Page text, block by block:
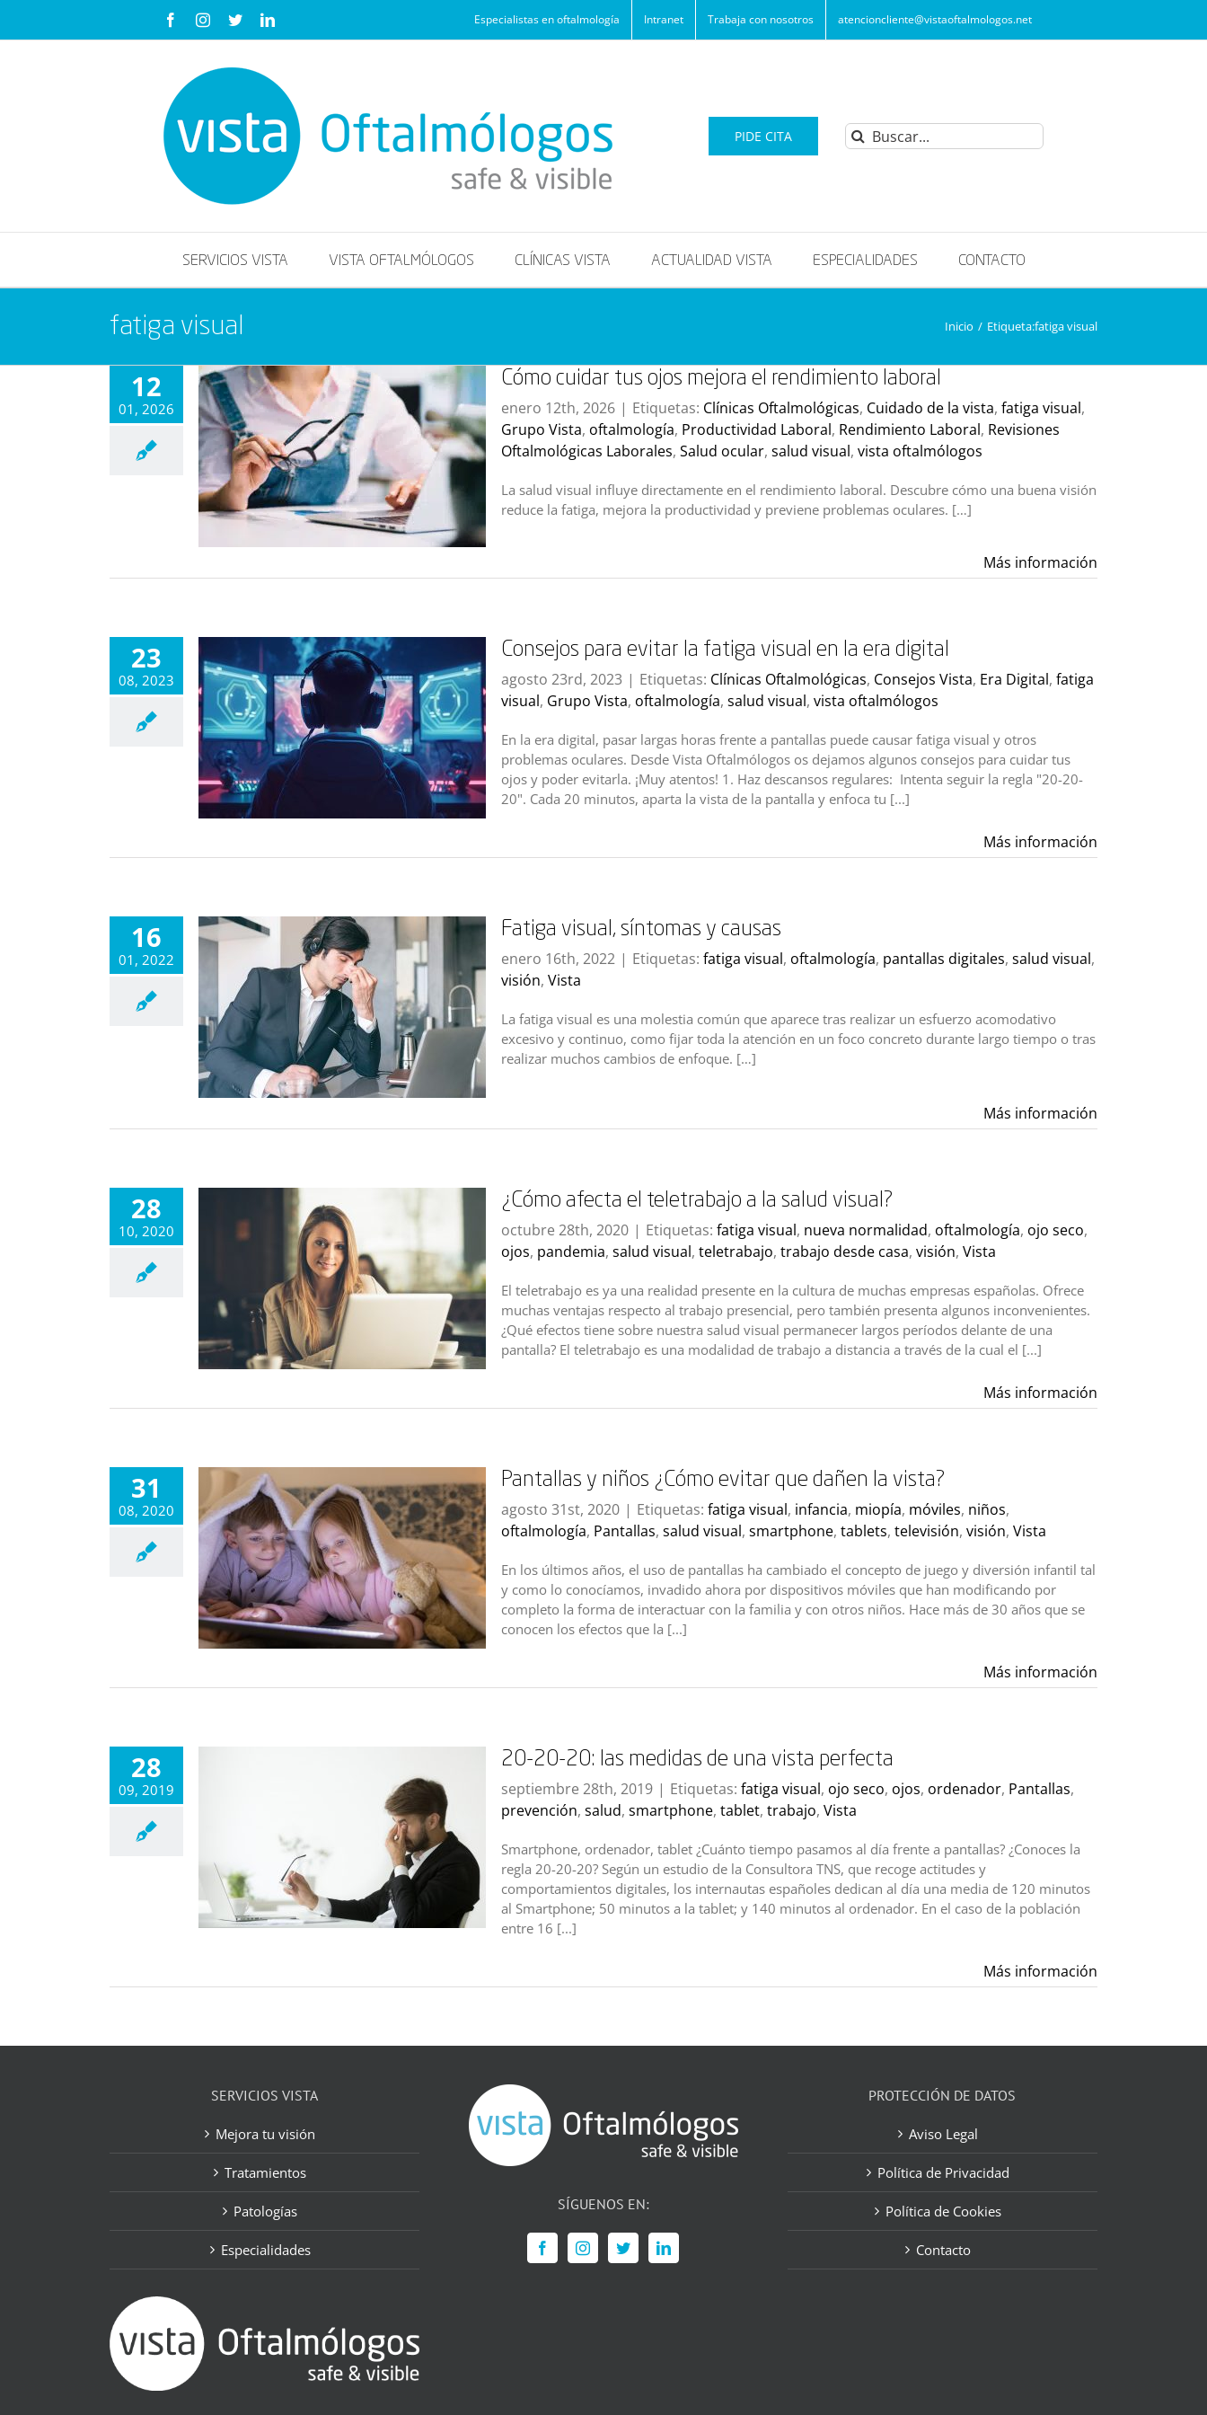
FacebookInstagram
TwitterLinkedIn Especialistas en oftalmología Intranet Trabaja con nosotros atencioncliente@vistaoftalmologos.net
PIDE CITA Buscar:
SERVICIOS VISTA VISTA OFTALMÓLOGOS CLÍNICAS VISTA ACTUALIDAD VISTA ESPECIALIDADES CONTACTO
fatiga visual Inicio / Etiqueta:fatiga visual
12
01, 2026
Cómo cuidar tus ojos mejora el rendimiento laboral
enero 12th, 2026 | Etiquetas: Clínicas Oftalmológicas, Cuidado de la vista, fatiga visual,
Grupo Vista, oftalmología, Productividad Laboral, Rendimiento Laboral, Revisiones
Oftalmológicas Laborales, Salud ocular, salud visual, vista oftalmólogos
La salud visual influye directamente en el rendimiento laboral. Descubre cómo una buena visión
reduce la fatiga, mejora la productividad y previene problemas oculares. […]
Más información
23
08, 2023
Consejos para evitar la fatiga visual en la era digital
agosto 23rd, 2023 | Etiquetas: Clínicas Oftalmológicas, Consejos Vista, Era Digital, fatiga
visual, Grupo Vista, oftalmología, salud visual, vista oftalmólogos
En la era digital, pasar largas horas frente a pantallas puede causar fatiga visual y otros
problemas oculares. Desde Vista Oftalmólogos os dejamos algunos consejos para cuidar tus
ojos y poder evitarla. ¡Muy atentos! 1. Haz descansos regulares: Intenta seguir la regla "20-20-
20". Cada 20 minutos, aparta la vista de la pantalla y enfoca tu [...]
Más información
16
01, 2022
Fatiga visual, síntomas y causas
enero 16th, 2022 | Etiquetas: fatiga visual, oftalmología, pantallas digitales, salud visual,
visión, Vista
La fatiga visual es una molestia común que aparece tras realizar un esfuerzo acomodativo
excesivo y continuo, como fijar toda la atención en un foco concreto durante largo tiempo o tras
realizar muchos cambios de enfoque. […]
Más información
28
10, 2020
¿Cómo afecta el teletrabajo a la salud visual?
octubre 28th, 2020 | Etiquetas: fatiga visual, nueva normalidad, oftalmología, ojo seco,
ojos, pandemia, salud visual, teletrabajo, trabajo desde casa, visión, Vista
El teletrabajo es ya una realidad presente en la cultura de muchas empresas españolas. Ofrece
muchas ventajas respecto al trabajo presencial, pero también presenta algunos inconvenientes.
¿Qué efectos tiene sobre nuestra salud visual permanecer largos períodos delante de una
pantalla? El teletrabajo es una modalidad de trabajo a distancia a través de la cual el [...]
Más información
31
08, 2020
Pantallas y niños ¿Cómo evitar que dañen la vista?
agosto 31st, 2020 | Etiquetas: fatiga visual, infancia, miopía, móviles, niños,
oftalmología, Pantallas, salud visual, smartphone, tablets, televisión, visión, Vista
En los últimos años, el uso de pantallas ha cambiado el concepto de juego y diversión infantil tal
y como lo conocíamos, invadido ahora por dispositivos móviles que han modificando por
completo la forma de interactuar con la familia y con otros niños. Hace más de 30 años que se
conocen los efectos que la [...]
Más información
28
09, 2019
20-20-20: las medidas de una vista perfecta
septiembre 28th, 2019 | Etiquetas: fatiga visual, ojo seco, ojos, ordenador, Pantallas,
prevención, salud, smartphone, tablet, trabajo, Vista
Smartphone, ordenador, tablet ¿Cuánto tiempo pasamos al día frente a pantallas? ¿Conoces la
regla 20-20-20? Según un estudio de la Consultora TNS, que recoge actitudes y
comportamientos digitales, los internautas españoles dedican al día una media de 120 minutos
al Smartphone; 50 minutos a la tablet; y 140 minutos al ordenador. En el caso de la población
entre 16 [...]
Más información
SERVICIOS VISTA
Mejora tu visión
Tratamientos
Patologías
Especialidades
SÍGUENOS EN:
PROTECCIÓN DE DATOS
Aviso Legal
Política de Privacidad
Política de Cookies
Contacto